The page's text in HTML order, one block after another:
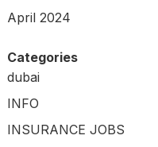
April 2024
Categories
dubai
INFO
INSURANCE JOBS